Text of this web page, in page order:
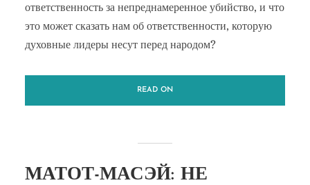
ответственность за непреднамеренное убийство, и что
это может сказать нам об ответственности, которую
духовные лидеры несут перед народом?
READ ON
МАТОТ-МАСЭЙ: НЕ